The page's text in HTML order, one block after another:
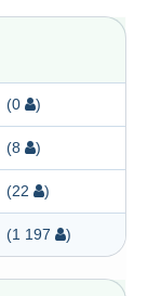
(0 )
(8 )
(22 )
(1 197 )